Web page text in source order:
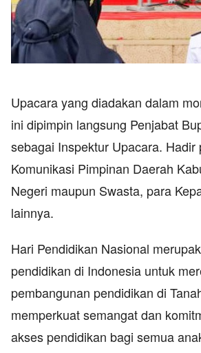
Upacara yang diadakan dalam
ini dipimpin langsung Penjabat
sebagai Inspektur Upacara.
Komunikasi Pimpinan Daerah
Negeri maupun Swasta, para
lainnya.
Hari Pendidikan Nasional
pendidikan di Indonesia untuk
pembangunan pendidikan di
memperkuat semangat dan
akses pendidikan bagi semua